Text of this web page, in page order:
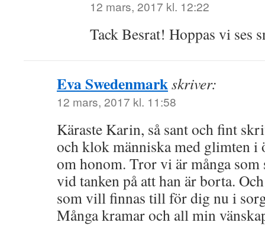
12 mars, 2017 kl. 12:22
Tack Besrat! Hoppas vi ses
Eva Swedenmarkskriver:
12 mars, 2017 kl. 11:58
Käraste Karin, så sant och fint
och klok människa med glimten i
om honom. Tror vi är många
vid tanken på att han är borta.
som vill finnas till för dig nu i
Många kramar och all min